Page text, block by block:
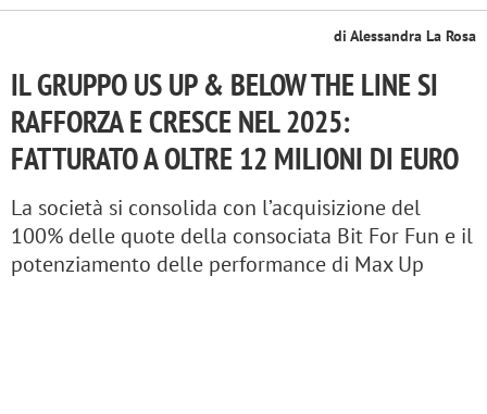
di Alessandra La Rosa
IL GRUPPO US UP & BELOW THE LINE SI
RAFFORZA E CRESCE NEL 2025:
FATTURATO A OLTRE 12 MILIONI DI EURO
La società si consolida con l’acquisizione del
100% delle quote della consociata Bit For Fun e il
potenziamento delle performance di Max Up